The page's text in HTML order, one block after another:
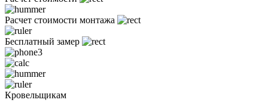
Расчет стоимости монтажа
Бесплатный замер
Кровельщикам